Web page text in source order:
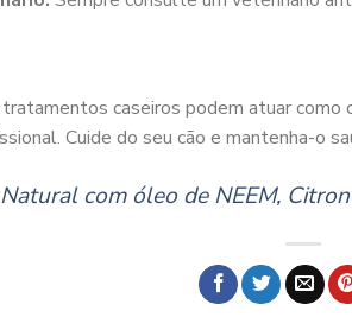
caseiros podem atuar como
Cuide do seu cão e mantenha-o
com óleo de NEEM,